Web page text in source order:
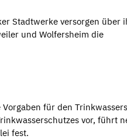
Stadtwerke versorgen über
und Wolfersheim die
für den
vor, führt
fest.